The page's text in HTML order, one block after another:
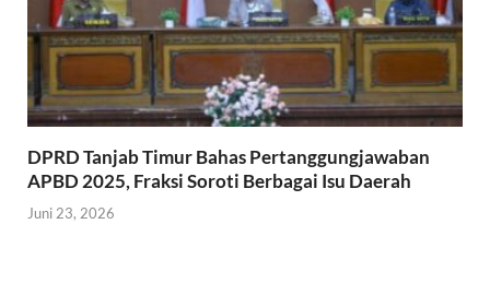
DPRD Tanjab Timur Bahas Pertanggungjawaban
APBD 2025, Fraksi Soroti Berbagai Isu Daerah
Juni 23, 2026